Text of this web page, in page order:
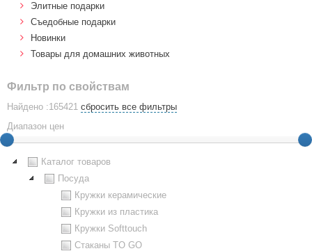
Элитные подарки
Cъедобные подарки
Новинки
Товары для домашних животных
Фильтр по свойствам
Найдено :165421 сбросить все фильтры
Диапазон цен
Каталог товаров
Посуда
Кружки керамические
Кружки из пластика
Кружки Softtouch
Стаканы TO GO